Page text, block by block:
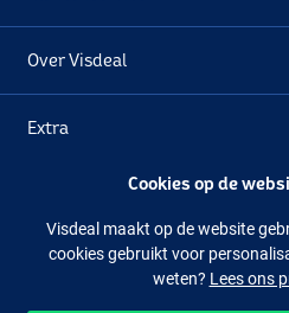
Over Visdeal
Extra
Facebook
Cookies op de
Visdeal maakt op de website
cookies gebruikt voor
weten? Lees ons